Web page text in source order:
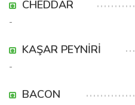
CHEDDAR
-
KAŞAR PEYNİRİ
-
BACON